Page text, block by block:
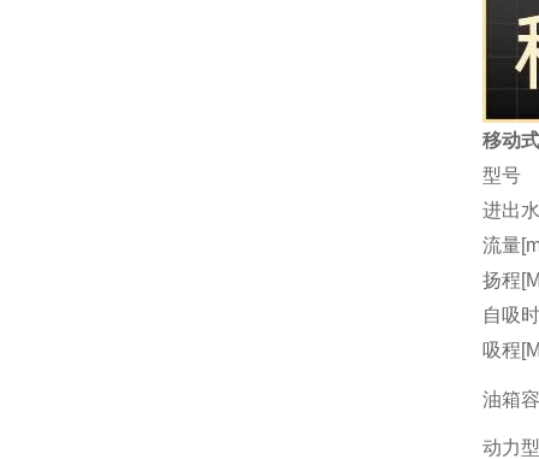
移动
型号
进出
流量
扬程
自吸
吸程
油箱
动力